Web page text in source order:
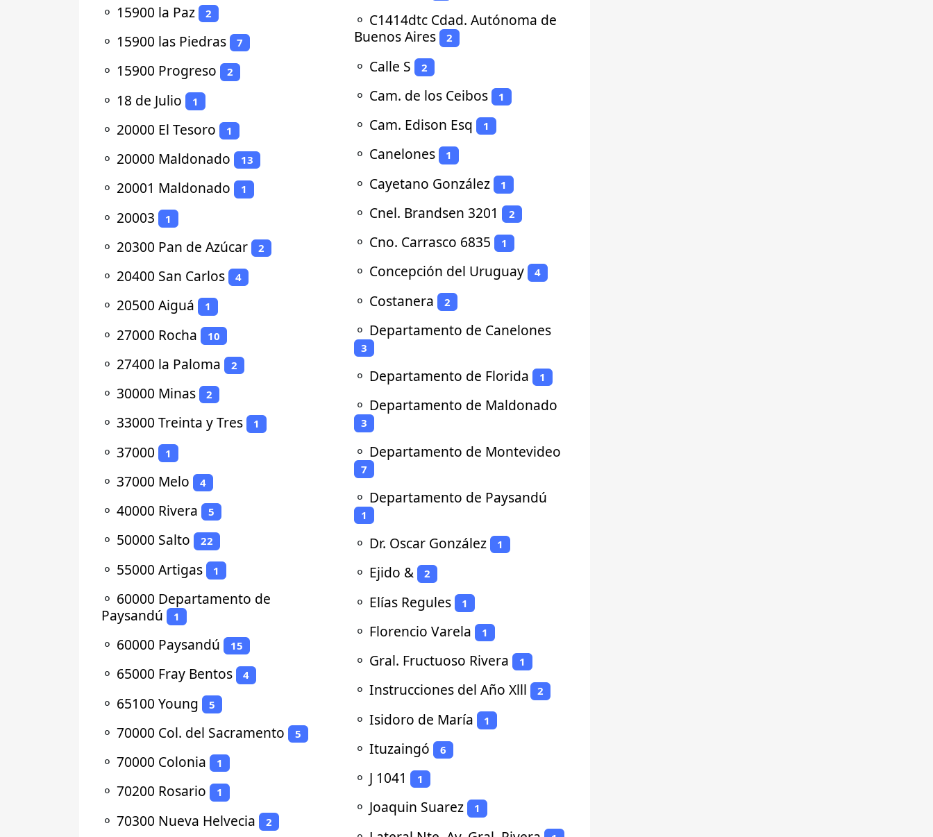
⚬ 15900 la Paz 2
⚬ 15900 las Piedras 7
⚬ 15900 Progreso 2
⚬ 18 de Julio 1
⚬ 20000 El Tesoro 1
⚬ 20000 Maldonado 13
⚬ 20001 Maldonado 1
⚬ 20003 1
⚬ 20300 Pan de Azúcar 2
⚬ 20400 San Carlos 4
⚬ 20500 Aiguá 1
⚬ 27000 Rocha 10
⚬ 27400 la Paloma 2
⚬ 30000 Minas 2
⚬ 33000 Treinta y Tres 1
⚬ 37000 1
⚬ 37000 Melo 4
⚬ 40000 Rivera 5
⚬ 50000 Salto 22
⚬ 55000 Artigas 1
⚬ 60000 Departamento de
Paysandú
1
⚬ 60000 Paysandú 15
⚬ 65000 Fray Bentos 4
⚬ 65100 Young 5
⚬ 70000 Col. del Sacramento 5
⚬ 70000 Colonia 1
⚬ 70200 Rosario 1
⚬ 70300 Nueva Helvecia 2
⚬ C1414dtc Cdad. Autónoma de
Buenos Aires
2
⚬ Calle S 2
⚬ Cam. de los Ceibos 1
⚬ Cam. Edison Esq 1
⚬ Canelones 1
⚬ Cayetano González 1
⚬ Cnel. Brandsen 3201 2
⚬ Cno. Carrasco 6835 1
⚬ Concepción del Uruguay 4
⚬ Costanera 2
⚬ Departamento de Canelones
3
⚬ Departamento de Florida 1
⚬ Departamento de Maldonado
3
⚬ Departamento de Montevideo
7
⚬ Departamento de Paysandú
1
⚬ Dr. Oscar González 1
⚬ Ejido & 2
⚬ Elías Regules 1
⚬ Florencio Varela 1
⚬ Gral. Fructuoso Rivera 1
⚬ Instrucciones del Año Xlll 2
⚬ Isidoro de María 1
⚬ Ituzaingó 6
⚬ J 1041 1
⚬ Joaquin Suarez 1